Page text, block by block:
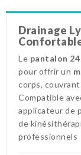
Drainage
Le pantalon
pour offrir un
corps,
Compatible
applicateur de
de
professionnels